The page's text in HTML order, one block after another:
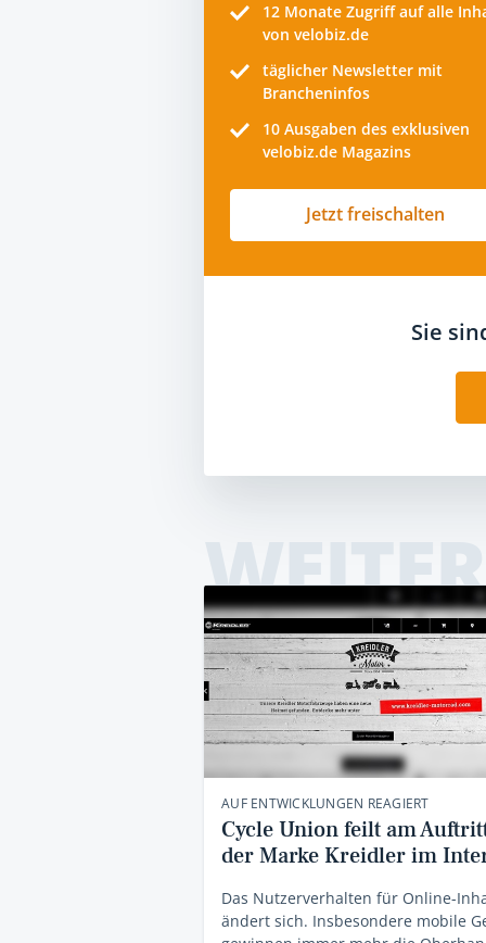
12 Monate Zugriff auf alle
von velobiz.de
täglicher Newsletter mit
Brancheninfos
10 Ausgaben des exklusiven
velobiz.de Magazins
Jetzt freischalten
Sie
AUF ENTWICKLUNGEN REAGIERT
Cycle Union feilt am
der Marke Kreidler im
Das Nutzerverhalten für Online-
ändert sich. Insbesondere mobile